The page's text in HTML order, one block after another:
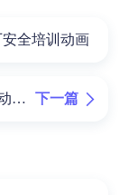
安全培训动画
起
下一篇